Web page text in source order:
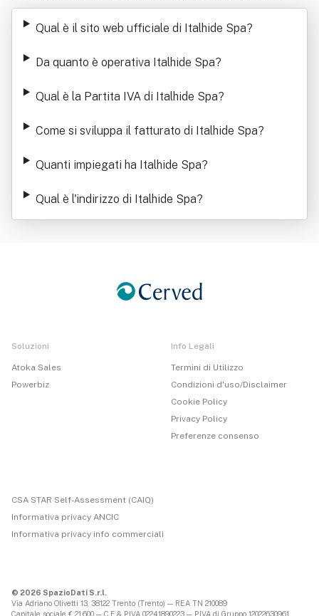
Qual è il sito web ufficiale di Italhide Spa?
Da quanto è operativa Italhide Spa?
Qual è la Partita IVA di Italhide Spa?
Come si sviluppa il fatturato di Italhide Spa?
Quanti impiegati ha Italhide Spa?
Qual è l'indirizzo di Italhide Spa?
Soluzioni
Atoka Sales
Powerbiz
Info Legali
Termini di Utilizzo
Condizioni d'uso/Disclaimer
Cookie Policy
Privacy Policy
Preferenze consenso
CSA STAR Self-Assessment (CAIQ)
Informativa privacy ANCIC
Informativa privacy info commerciali
© 2026 SpazioDati S.r.l.
Via Adriano Olivetti 13, 38122 Trento (Trento) — REA TN 210089
Capitale sociale € 21.600 — C.F & P.IVA 02241890223 — P.IVA di Gruppo 12022630961